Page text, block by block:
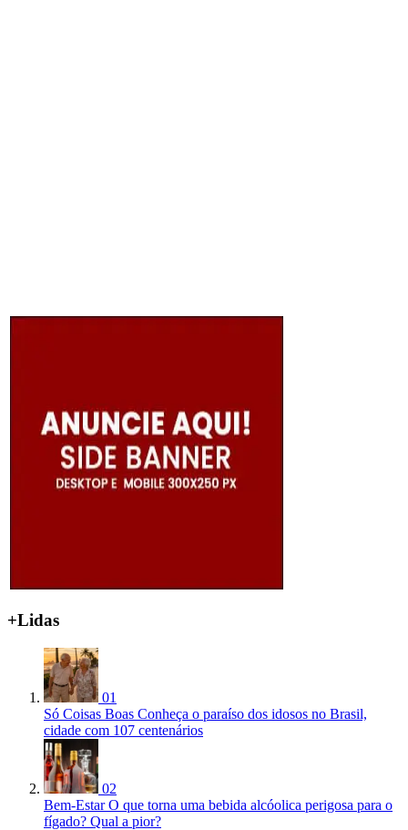
+Lidas
01
Só Coisas Boas Conheça o paraíso dos idosos no Brasil,
cidade com 107 centenários
02
Bem-Estar O que torna uma bebida alcóolica perigosa para o
fígado? Qual a pior?